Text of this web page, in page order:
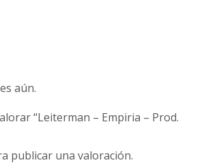
aún.
“Leiterman – Empiria – Prod.
publicar una valoración.